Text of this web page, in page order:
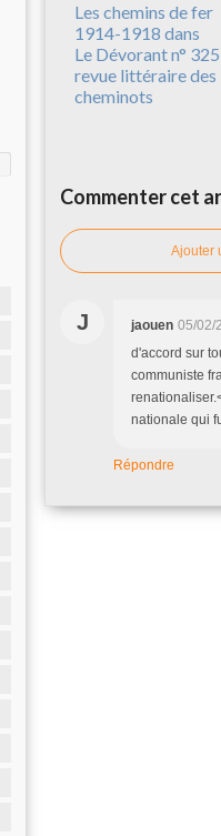
Les chemins de fer
1914-1918 dans
Le Dévorant n° 325
revue littéraire des
cheminots
Commenter cet
Ajouter
J jaouen 05/02/
d'accord sur
communiste
nationale qui
Répondre